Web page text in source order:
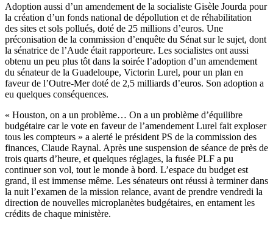
Adoption aussi d’un amendement de la socialiste Gisèle Jourda pour
la création d’un fonds national de dépollution et de réhabilitation
des sites et sols pollués, doté de 25 millions d’euros. Une
préconisation de la commission d’enquête du Sénat sur le sujet, dont
la sénatrice de l’Aude était rapporteure. Les socialistes ont aussi
obtenu un peu plus tôt dans la soirée l’adoption d’un amendement
du sénateur de la Guadeloupe, Victorin Lurel, pour un plan en
faveur de l’Outre-Mer doté de 2,5 milliards d’euros. Son adoption a
eu quelques conséquences.
« Houston, on a un problème… On a un problème d’équilibre
budgétaire car le vote en faveur de l’amendement Lurel fait exploser
tous les compteurs » a alerté le président PS de la commission des
finances, Claude Raynal. Après une suspension de séance de près de
trois quarts d’heure, et quelques réglages, la fusée PLF a pu
continuer son vol, tout le monde à bord. L’espace du budget est
grand, il est immense même. Les sénateurs ont réussi à terminer dans
la nuit l’examen de la mission relance, avant de prendre vendredi la
direction de nouvelles microplanètes budgétaires, en entament les
crédits de chaque ministère.